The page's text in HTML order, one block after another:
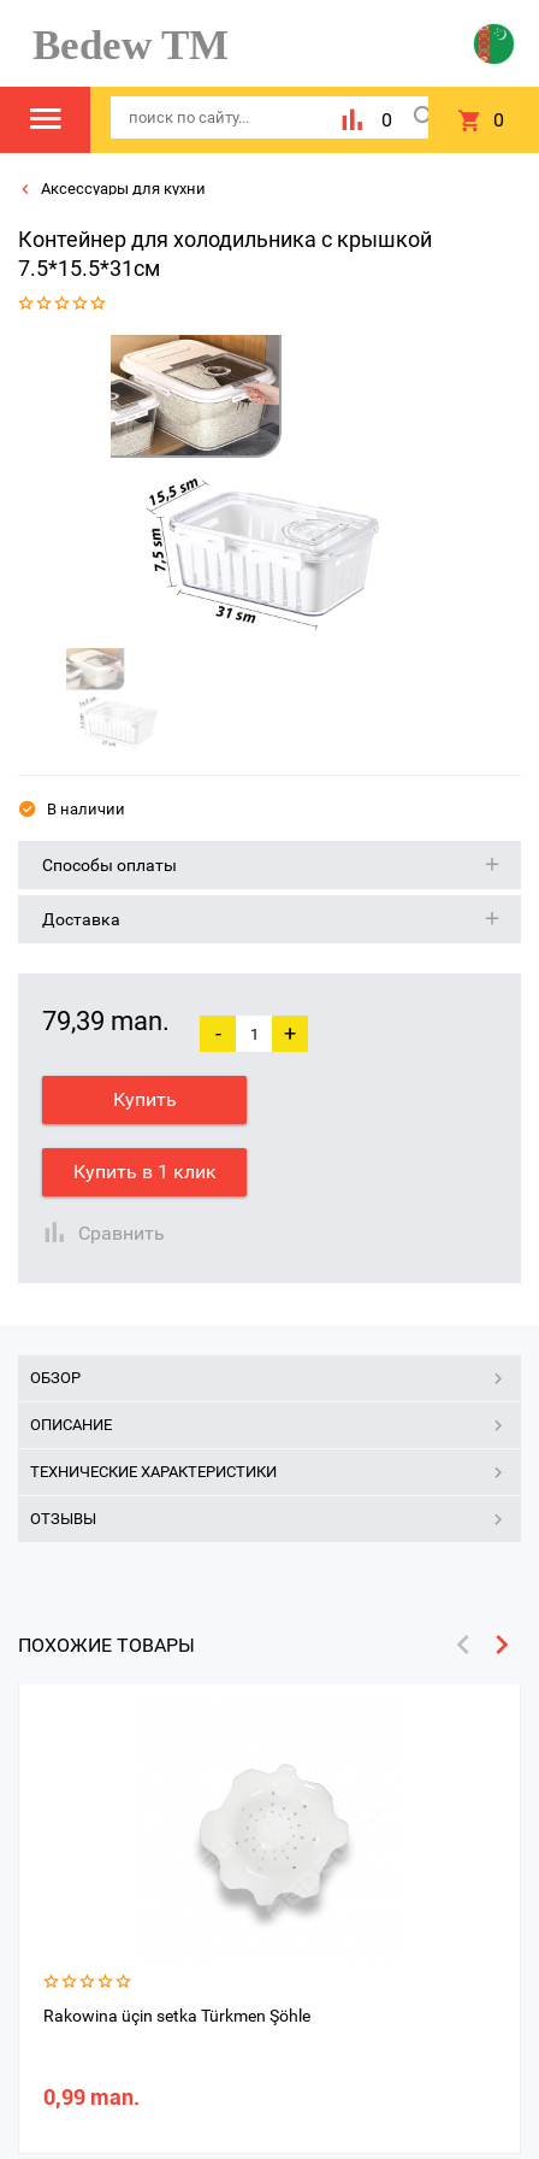
Bedew TM
0 0
Аксессуары для кухни
Контейнер для холодильника с крышкой
7.5*15.5*31см
В наличии
Способы оплаты
Доставка
79,39 man. - +
Купить
Купить в 1 клик
Сравнить
ОБЗОР
ОПИСАНИЕ
ТЕХНИЧЕСКИЕ ХАРАКТЕРИСТИКИ
ОТЗЫВЫ
ПОХОЖИЕ ТОВАРЫ
Rakowina üçin setka Türkmen Şöhle
0,99 man.